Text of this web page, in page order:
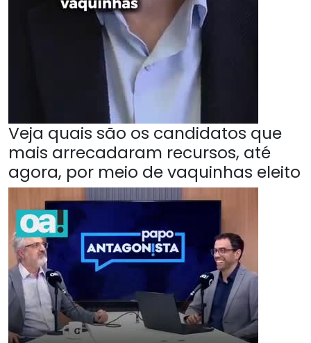
Veja quais são os candidatos que
mais arrecadaram recursos, até
agora, por meio de vaquinhas eleito